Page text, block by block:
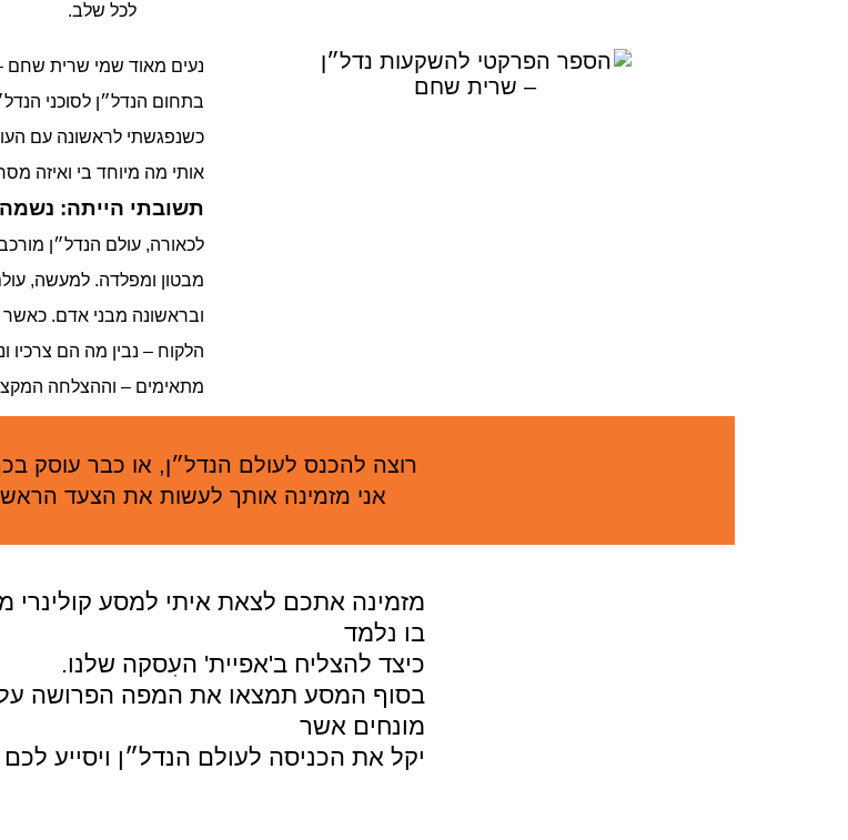
לכל שלב.
נעים מאוד שמי שרית שחם
בתחום הנדל״ן לסוכני
כשנפגשתי לראשונה עם
אותי מה מיוחד בי ואיזה
תשובתי הייתה:
לכאורה, עולם הנדל״ן
מבטון ומפלדה. למעשה,
ובראשונה מבני אדם. כאשר
הלקוח – נבין מה הם צרכיו
מתאימים – וההצלחה
רוצה להכנס לעולם הנדל״ן, או כבר עוסק
אני מזמינה אותך לעשות את הצעד
מזמינה אתכם לצאת איתי למסע קולינרי
בו נלמד
כיצד להצליח ב'אפיית' העִסקה שלנו.
בסוף המסע תמצאו את המפה הפרושה על
מונחים אשר
יקל את הכניסה לעולם הנדל״ן ויסייע